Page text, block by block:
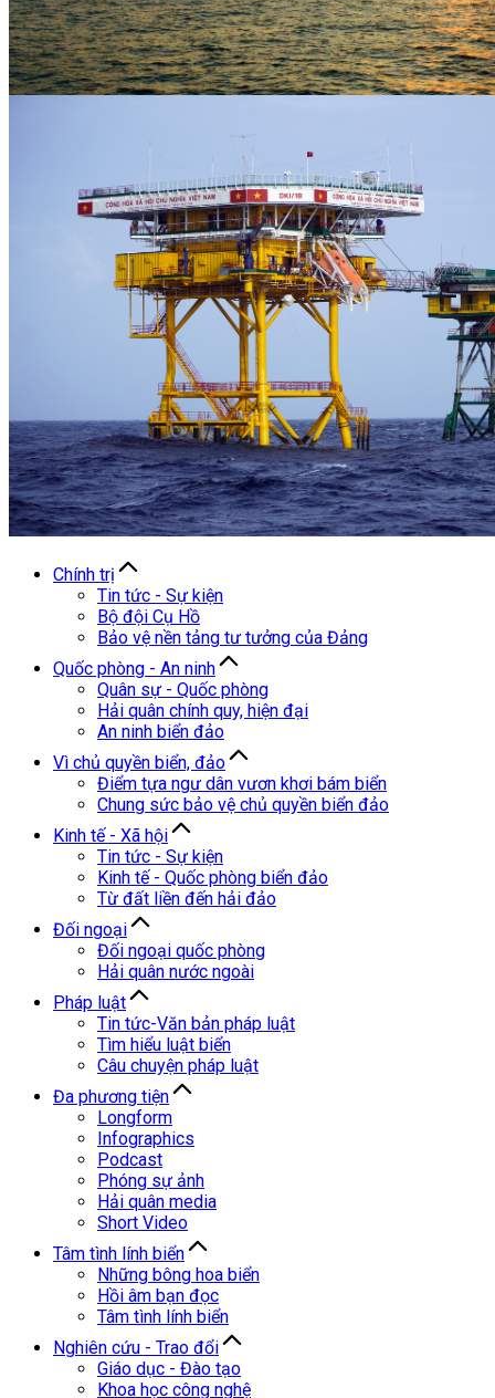
Chính trị
Tin tức - Sự kiện
Bộ đội Cụ Hồ
Bảo vệ nền tảng tư tưởng của Đảng
Quốc phòng - An ninh
Quân sự - Quốc phòng
Hải quân chính quy, hiện đại
An ninh biển đảo
Vì chủ quyền biển, đảo
Điểm tựa ngư dân vươn khơi bám biển
Chung sức bảo vệ chủ quyền biển đảo
Kinh tế - Xã hội
Tin tức - Sự kiện
Kinh tế - Quốc phòng biển đảo
Từ đất liền đến hải đảo
Đối ngoại
Đối ngoại quốc phòng
Hải quân nước ngoài
Pháp luật
Tin tức-Văn bản pháp luật
Tìm hiểu luật biển
Câu chuyện pháp luật
Đa phương tiện
Longform
Infographics
Podcast
Phóng sự ảnh
Hải quân media
Short Video
Tâm tình lính biển
Những bông hoa biển
Hồi âm bạn đọc
Tâm tình lính biển
Nghiên cứu - Trao đổi
Giáo dục - Đào tạo
Khoa học công nghệ